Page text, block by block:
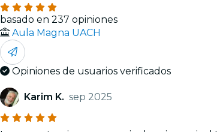
basado en 237 opiniones
Aula Magna UACH
Opiniones de usuarios verificados
Karim K. sep 2025